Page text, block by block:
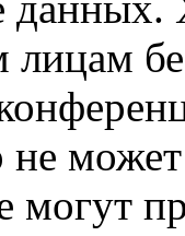
лицам
может
могут